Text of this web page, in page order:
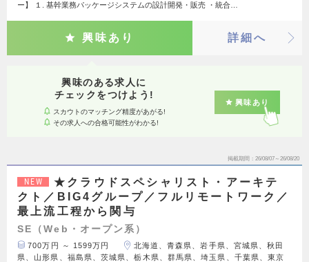
ー】 １. 基幹業務パッケージシステムの設計開発・販売 ・統合…
興味あり 詳細へ
興味のある求人に
チェックをつけよう!
スカウトのマッチング精度があがる!
その求人への合格可能性がわかる!
興味あり
掲載期間 26/08/07～26/08/20
NEW
★クラウドスペシャリスト・アーキテ
クト／BIG4グループ／フルリモートワーク／
最上流工程から関与
SE（Web・オープン系）
700万円 ～ 1599万円
北海道、青森県、岩手県、宮城県、秋田
県、山形県、福島県、茨城県、栃木県、群馬県、埼玉県、千葉県、東京